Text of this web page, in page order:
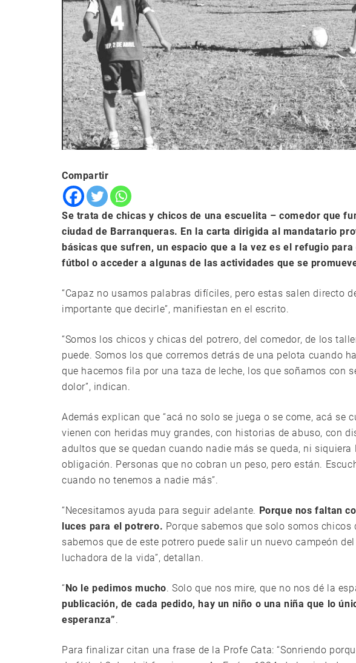
Compartir
Se trata de chicas y chicos de una escuelita – comedor que
ciudad de Barranqueras. En la carta dirigida al mandatario
básicas que sufren, un espacio que a la vez es el refugio
fútbol o acceder a algunas de las actividades que se
“Capaz no usamos palabras difíciles, pero estas salen directo
importante que decirle”, manifiestan en el escrito.
“Somos los chicos y chicas del potrero, del comedor, de los
puede. Somos los que corremos detrás de una pelota cuando
que hacemos fila por una taza de leche, los que soñamos con
dolor”, indican.
Además explican que “acá no solo se juega o se come, acá se
vienen con heridas muy grandes, con historias de abuso, con
adultos que se quedan cuando nadie más se queda, ni
obligación. Personas que no cobran un peso, pero están.
cuando no tenemos a nadie más”.
“Necesitamos ayuda para seguir adelante. Porque nos faltan
luces para el potrero. Porque sabemos que solo somos
sabemos que de este potrero puede salir un nuevo campeón
luchadora de la vida”, detallan.
“No le pedimos mucho. Solo que nos mire, que no nos dé la
publicación, de cada pedido, hay un niño o una niña que lo
esperanza”.
Para finalizar citan una frase de la Profe Cata: “Sonriendo